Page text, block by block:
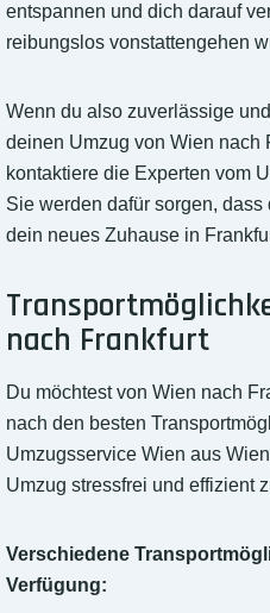
entspannen und dich darauf
reibungslos vonstattengehen
Wenn du also zuverlässige
deinen Umzug von Wien nach
kontaktiere die Experten vom
Sie werden dafür sorgen,
dein neues Zuhause in
nach Frankfurt
Du möchtest von Wien nach
nach den besten
Umzugsservice Wien aus
Umzug stressfrei und effizient
Verschiedene
Verfügung: